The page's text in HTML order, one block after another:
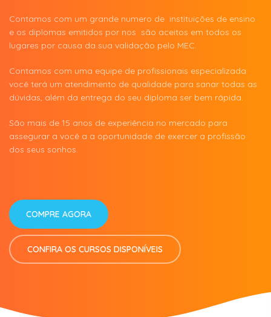
Contamos com um grande numero de instituições de ensino
e os diplomas emitidos por nos são aceitos em todos os
lugares por causa da sua validação pelo MEC.
Contamos com uma equipe de profissionais especializada
você terá um atendimento de qualidade para sanar todas as
dúvidas, além da entrega do seu diploma ser bem rápida.
São mais de 15 anos de experiência no mercado para
assegurar a você a a oportunidade de exercer a profissão
dos seus sonhos.
COMPRE AGORA
CONFIRA OS CURSOS DISPONÍVEIS